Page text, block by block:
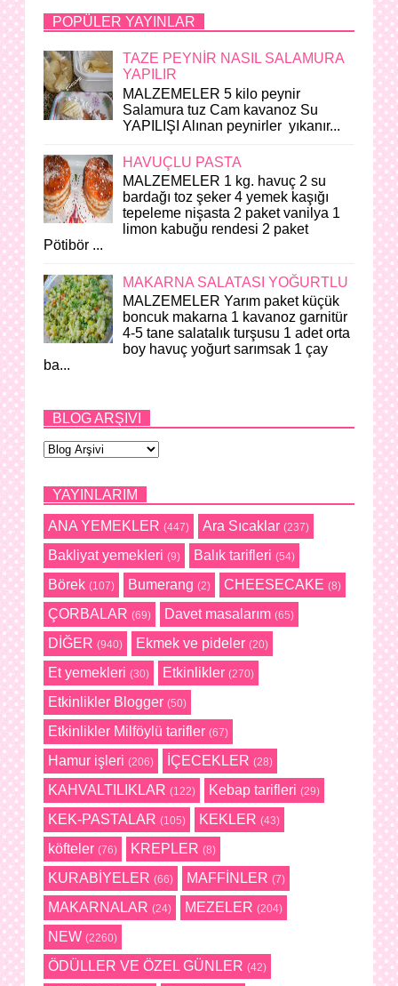
POPÜLER YAYINLAR
TAZE PEYNİR NASIL SALAMURA
YAPILIR
MALZEMELER 5 kilo peynir
Salamura tuz Cam kavanoz Su
YAPILIŞI Alınan peynirler yıkanır...
HAVUÇLU PASTA
MALZEMELER 1 kg. havuç 2 su
bardağı toz şeker 4 yemek kaşığı
tepeleme nişasta 2 paket vanilya 1
limon kabuğu rendesi 2 paket
Pötibör ...
MAKARNA SALATASI YOĞURTLU
MALZEMELER Yarım paket küçük
boncuk makarna 1 kavanoz garnitür
4-5 tane salatalık turşusu 1 adet orta
boy havuç yoğurt sarımsak 1 çay
ba...
BLOG ARŞIVI
YAYINLARIM
ANA YEMEKLER (447) Ara Sıcaklar (237)
Bakliyat yemekleri (9) Balık tarifleri (54)
Börek (107) Bumerang (2) CHEESECAKE (8)
ÇORBALAR (69) Davet masalarım (65)
DİĞER (940) Ekmek ve pideler (20)
Et yemekleri (30) Etkinlikler (270)
Etkinlikler Blogger (50)
Etkinlikler Milföylü tarifler (67)
Hamur işleri (206) İÇECEKLER (28)
KAHVALTILIKLAR (122) Kebap tarifleri (29)
KEK-PASTALAR (105) KEKLER (43)
köfteler (76) KREPLER (8)
KURABİYELER (66) MAFFİNLER (7)
MAKARNALAR (24) MEZELER (204)
NEW (2260)
ÖDÜLLER VE ÖZEL GÜNLER (42)